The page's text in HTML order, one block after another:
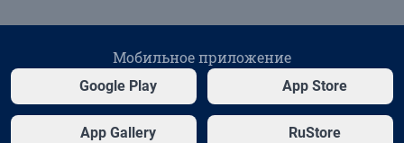
Мобильное приложение
Google Play App Store
App Gallery RuStore